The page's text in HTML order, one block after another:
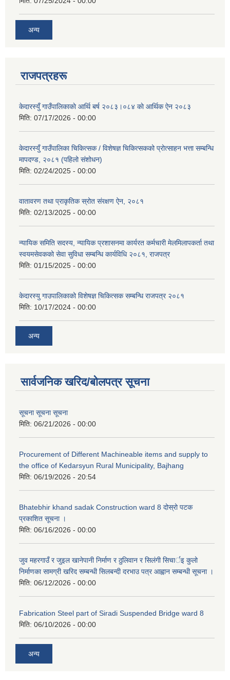
अन्य
राजपत्रहरू
केदारस्युँ गाउँपालिकाकाे आर्थि बर्ष २०८३।०८४ काे आर्थिक ऐन २०८३
मिति: 07/17/2026 - 00:00
केदारस्युँ गाउँपालिका चिकित्सक / विशेषज्ञ चिकित्सकको प्रोत्साहन भत्ता सम्बन्धि
मापदण्ड, २०८१ (पहिलो संशोधन)
मिति: 02/24/2025 - 00:00
वातावरण तथा प्राकृतिक स्रोत संरक्षण ऐन, २०८१
मिति: 02/13/2025 - 00:00
न्यायिक समिति सदस्य, न्यायिक प्रशासनमा कार्यरत कर्मचारी मेलमिलापकर्ता तथा
स्वयमसेवकको सेवा सुविधा सम्बन्धि कार्यविधि २०८१, राजपत्र
मिति: 01/15/2025 - 00:00
केदारस्यु गाउपालिकाको विशेषज्ञ चिकित्सक सम्बन्धि राजपत्र २०८१
मिति: 10/17/2024 - 00:00
अन्य
सार्वजनिक खरिद/बोलपत्र सूचना
सूचना सूचना सूचना
मिति: 06/21/2026 - 00:00
Procurement of Different Machineable items and supply to
the office of Kedarsyun Rural Municipality, Bajhang
मिति: 06/19/2026 - 20:54
Bhatebhir khand sadak Construction ward 8 दोस्रो पटक
प्रकाशित सूचना ।
मिति: 06/16/2026 - 00:00
जुव महरगाउँ र जुइल खानेपानी निर्माण र ठुलिवान र सिलंगी सिचार्इ कुलो
निर्माणका सामग्री खरिद सम्बन्धी सिलबन्दी दरभाउ पत्र आह्वान सम्बन्धी सूचना ।
मिति: 06/12/2026 - 00:00
Fabrication Steel part of Siradi Suspended Bridge ward 8
मिति: 06/10/2026 - 00:00
अन्य